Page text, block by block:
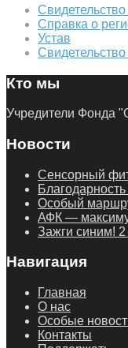
Справка о
Устав
Кто мы
Учредители Фонда
Новости
Сенсорный
Особый
АФК —
Зажги синим! 2
Навигация
Главная
О нас
Особые
Контакты